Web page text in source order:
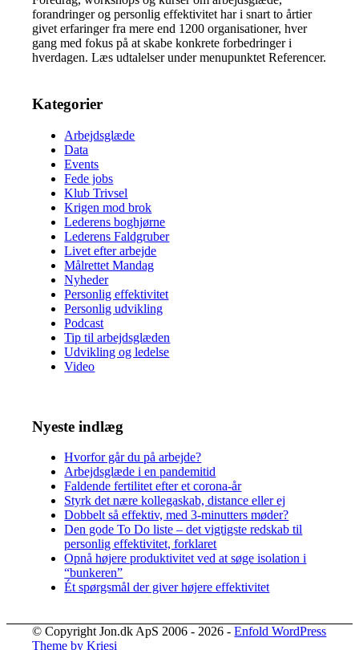
forandringer og personlig effektivitet har i snart to årtier
givet erfaringer fra mere end 1200 organisationer, hver
gang med fokus på at skabe konkrete forbedringer i
hverdagen. Læs udtalelser under menupunktet Referencer.
Kategorier
Arbejdsglæde
Data
Events
Fede jobs
Klub Trivsel
Krigen mod brok
Lederens boghjørne
Lederens Faldgruber
Livet efter arbejde
Målrettet Mandag
Nyheder
Personlig effektivitet
Personlig udvikling
Podcast
Tip til arbejdsglæden
Udvikling og ledelse
Video
Nyeste indlæg
Hvorfor går du på arbejde?
Arbejdsglæde i en pandemitid
Faldende fertilitet efter et corona-år
Styrk det nære kollegaskab, distance eller ej
Dobbelt så effektiv, med 3-minutters møder?
Den gode To Do liste – det vigtigste redskab til
personlig effektivitet, forklaret
Opnå højere produktivitet ved at søge isolation i
“bunkeren”
Ét spørgsmål der giver højere effektivitet
© Copyright Jon.dk ApS 2006 - 2026 -Enfold WordPress
Theme by Kriesi